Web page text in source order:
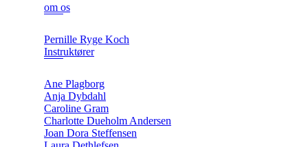
om os
Pernille Ryge Koch
Instruktører
Ane Plagborg
Anja Dybdahl
Caroline Gram
Charlotte Dueholm Andersen
Joan Dora Steffensen